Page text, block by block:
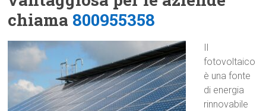
chiama 800955358
fotovoltaico
è una fonte
di energia
rinnovabile